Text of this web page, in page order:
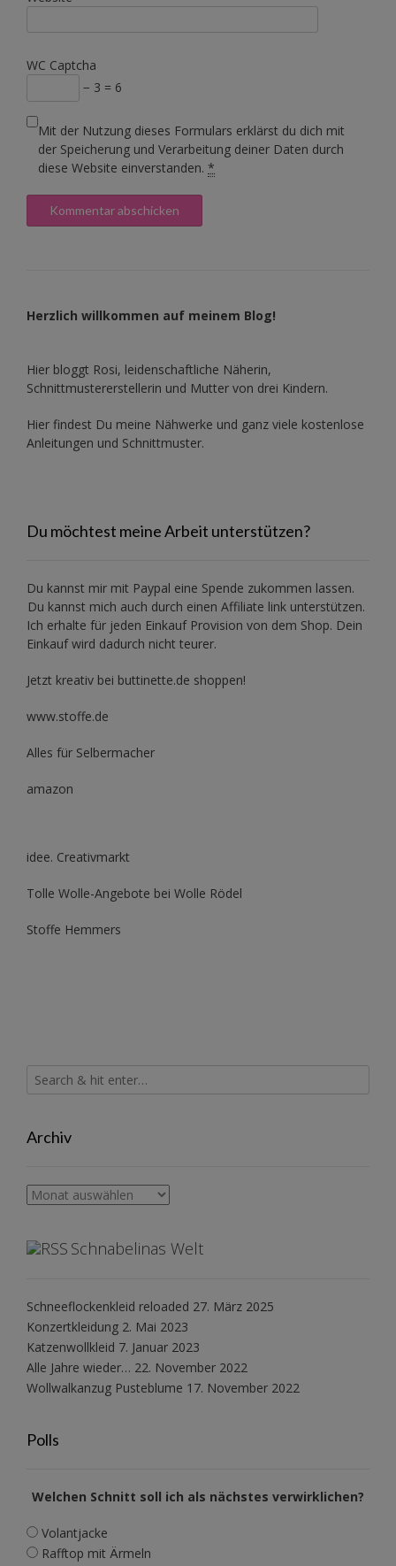
WC Captcha
− 3 = 6
Mit der Nutzung dieses Formulars erklärst du dich mit
der Speicherung und Verarbeitung deiner Daten durch
diese Website einverstanden. *
Herzlich willkommen auf meinem Blog!
Hier bloggt Rosi, leidenschaftliche Näherin,
Schnittmustererstellerin und Mutter von drei Kindern.
Hier findest Du meine Nähwerke und ganz viele kostenlose
Anleitungen und Schnittmuster.
Du möchtest meine Arbeit unterstützen?
Du kannst mir mit Paypal eine Spende zukommen lassen.
Du kannst mich auch durch einen Affiliate link unterstützen.
Ich erhalte für jeden Einkauf Provision von dem Shop. Dein
Einkauf wird dadurch nicht teurer.
Jetzt kreativ bei buttinette.de shoppen!
www.stoffe.de
Alles für Selbermacher
amazon
idee. Creativmarkt
Tolle Wolle-Angebote bei Wolle Rödel
Stoffe Hemmers
Archiv
Archiv
Schnabelinas Welt
Schneeflockenkleid reloaded 27. März 2025
Konzertkleidung 2. Mai 2023
Katzenwollkleid 7. Januar 2023
Alle Jahre wieder… 22. November 2022
Wollwalkanzug Pusteblume 17. November 2022
Polls
Welchen Schnitt soll ich als nächstes verwirklichen?
Volantjacke
Rafftop mit Ärmeln